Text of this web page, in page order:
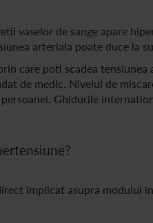
vaselor de sange apare
arteriala poate duce la
care poti scadea
de medic. Nivelul de
Ghidurile
implicat asupra modului